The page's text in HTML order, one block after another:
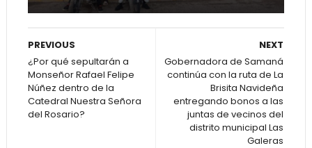
NEXT
Gobernadora de Samaná
continúa con la ruta de La
Brisita Navideña
entregando bonos a las
juntas de vecinos del
distrito municipal Las
Galeras
PREVIOUS
¿Por qué sepultarán a
Monseñor Rafael Felipe
Núñez dentro de la
Catedral Nuestra Señora
del Rosario?